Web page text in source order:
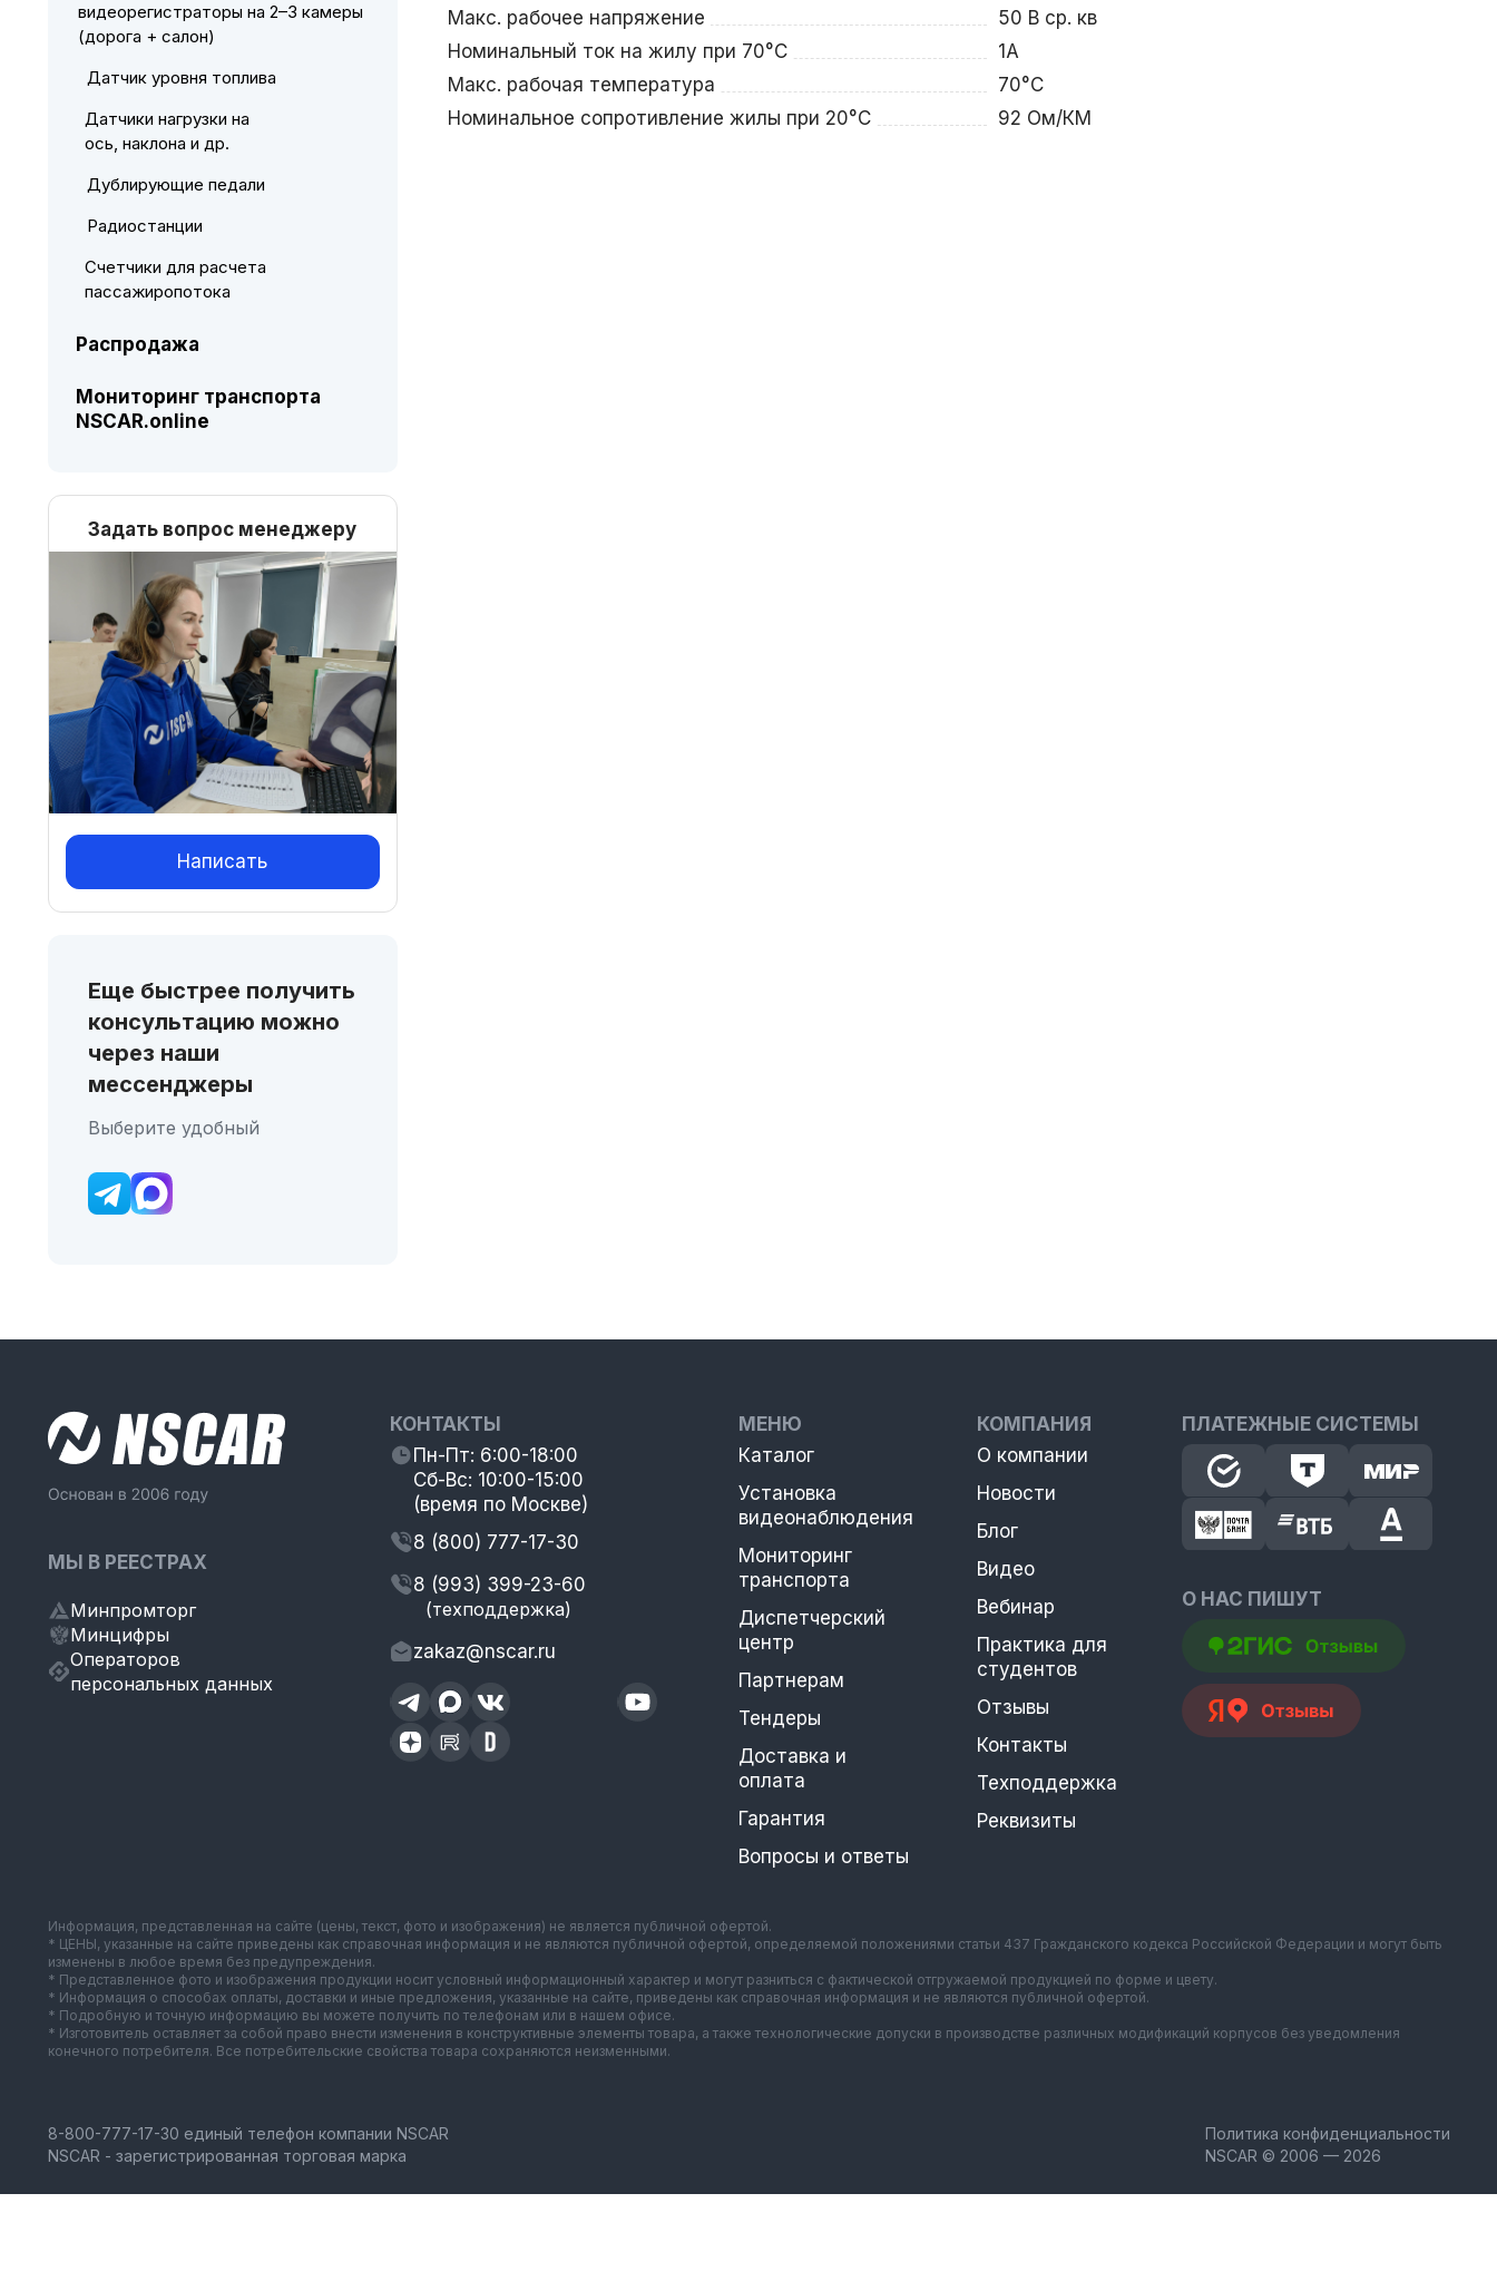
Макс. рабочее напряжение
50 В ср. кв
Номинальный ток на жилу при 70°С
1А
Макс. рабочая температура
70°С
Номинальное сопротивление жилы при 20°С
92 Ом/КМ
видеорегистраторы на 2–3 камеры
(дорога + салон)
Датчик уровня топлива
Датчики нагрузки на
ось, наклона и др.
Дублирующие педали
Радиостанции
Счетчики для расчета
пассажиропотока
Распродажа
Мониторинг транспорта
NSCAR.online
Задать вопрос менеджеру
Написать
Еще быстрее получить
консультацию можно
через наши
мессенджеры
Выберите удобный
МЫ В РЕЕСТРАХ
Минпромторг
Минцифры
Операторов
персональных данных
КОНТАКТЫ
Пн-Пт: 6:00-18:00
Сб-Вс: 10:00-15:00
(время по Москве)
8 (800) 777-17-30
8 (993) 399-23-60
(техподдержка)
zakaz@nscar.ru
МЕНЮ
Каталог
Установка
видеонаблюдения
Мониторинг
транспорта
Диспетчерский
центр
Партнерам
Тендеры
Доставка и
оплата
Гарантия
Вопросы и ответы
КОМПАНИЯ
О компании
Новости
Блог
Видео
Вебинар
Практика для
студентов
Отзывы
Контакты
Техподдержка
Реквизиты
ПЛАТЕЖНЫЕ СИСТЕМЫ
О НАС ПИШУТ
Информация, представленная на сайте (цены, текст, фото и изображения) не является публичной офертой.
* ЦЕНЫ, указанные на сайте приведены как справочная информация и не являются публичной офертой, определяемой положениями статьи 437 Гражданского кодекса Российской Федерации и могут быть
изменены в любое время без предупреждения.
* Представленное фото и изображения продукции носит условный информационный характер и могут разниться с фактической отгружаемой продукцией по форме и цвету.
* Информация о способах оплаты, доставки и иные предложения, указанные на сайте, приведены как справочная информация и не являются публичной офертой.
* Подробную и точную информацию вы можете получить по телефонам или в нашем офисе.
* Изготовитель оставляет за собой право внести изменения в конструктивные элементы товара, а также технологические допуски в производстве различных модификаций корпусов без уведомления
конечного потребителя. Все потребительские свойства товара сохраняются неизменными.
NSCAR - зарегистрированная торговая марка
Политика конфиденциальности
NSCAR © 2006 — 2026